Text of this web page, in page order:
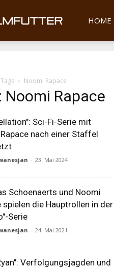
Filmfutter
HOME
Tags Noomi Rapace
Noomi Rapace
Sci-Fi-Serie mit
nach einer Staffel
- 23. Mai 2024
Schoenaerts und Noomi
spielen die Hauptrollen in der
Serie
- 24. Mai 2021
Verfolgungsjagden und